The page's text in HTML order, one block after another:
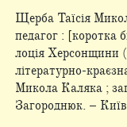
Щерба Таїсія
педагог : [коротка
лоція Херсонщини
літературно-
Микола Каляка ;
Загороднюк. –